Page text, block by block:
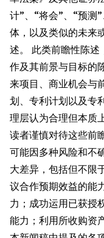
计”、“将会”、“预测
体，以及类似的未来
述。 此类前瞻性陈
作及其前景与目标的
来项目、商业机会与
划、专利计划以及专
理层认为合理但本质
读者谨慎对待这些前
可能因多种风险和不
大差异，包括但不限
议合作预期效益的能
力；成功运用已获授
能力；利用所收购资